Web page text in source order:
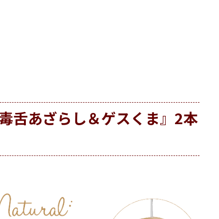
舌あざらし＆ゲスくま』2本